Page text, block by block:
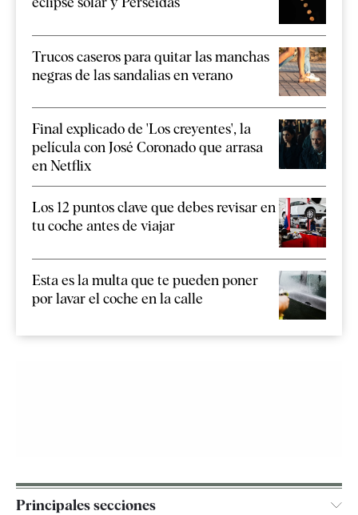
Trucos caseros para quitar las manchas
negras de las sandalias en verano
Final explicado de 'Los creyentes', la
película con José Coronado que arrasa
en Netflix
Los 12 puntos clave que debes revisar en
tu coche antes de viajar
Esta es la multa que te pueden poner
por lavar el coche en la calle
Principales secciones